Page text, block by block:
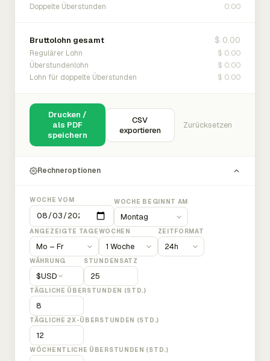
Doppelte Überstunden 0:00
Bruttolohn gesamt $ 0.00
Regulärer Lohn $ 0.00
Überstundenlohn $ 0.00
Lohn für doppelte Überstunden $ 0.00
Drucken /
als PDF
speichern
CSV
exportieren
Zurücksetzen
Rechneroptionen
WOCHE VOM WOCHE BEGINNT AM
ANGEZEIGTE TAGEWOCHEN ZEITFORMAT
WÄHRUNG
$USD
STUNDENSATZ
TÄGLICHE ÜBERSTUNDEN (STD.)
TÄGLICHE 2X-ÜBERSTUNDEN (STD.)
WÖCHENTLICHE ÜBERSTUNDEN (STD.)